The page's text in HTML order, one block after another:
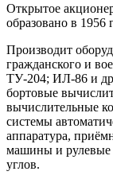
Открытое
образовано в 1956
Производит
гражданского и
ТУ-204; ИЛ-86 и
бортовые
вычислительные
системы
аппаратура,
машины и рулевые
углов.